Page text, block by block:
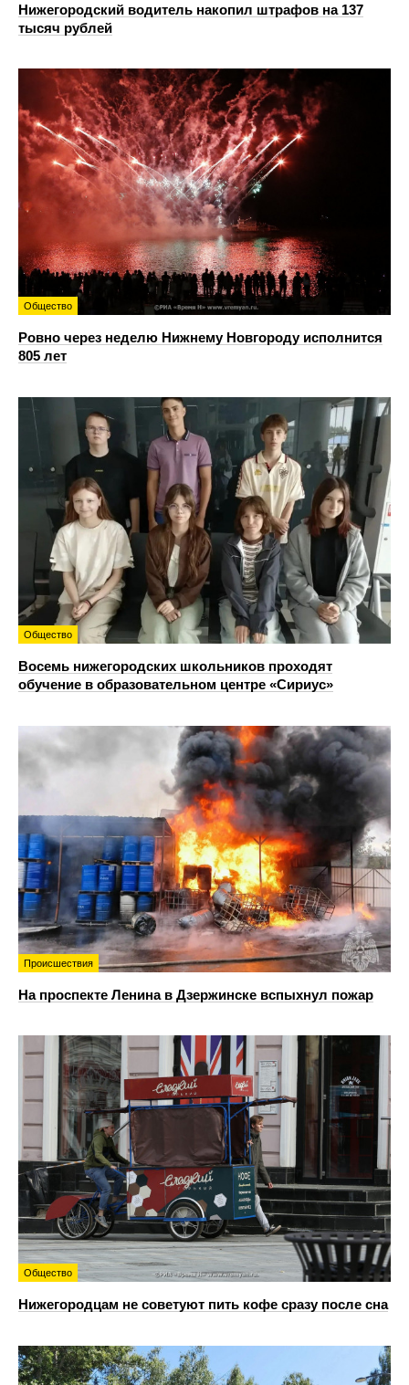
Нижегородский водитель накопил штрафов на 137
тысяч рублей
Общество
Ровно через неделю Нижнему Новгороду исполнится
805 лет
Общество
Восемь нижегородских школьников проходят
обучение в образовательном центре «Сириус»
Происшествия
На проспекте Ленина в Дзержинске вспыхнул пожар
Общество
Нижегородцам не советуют пить кофе сразу после сна